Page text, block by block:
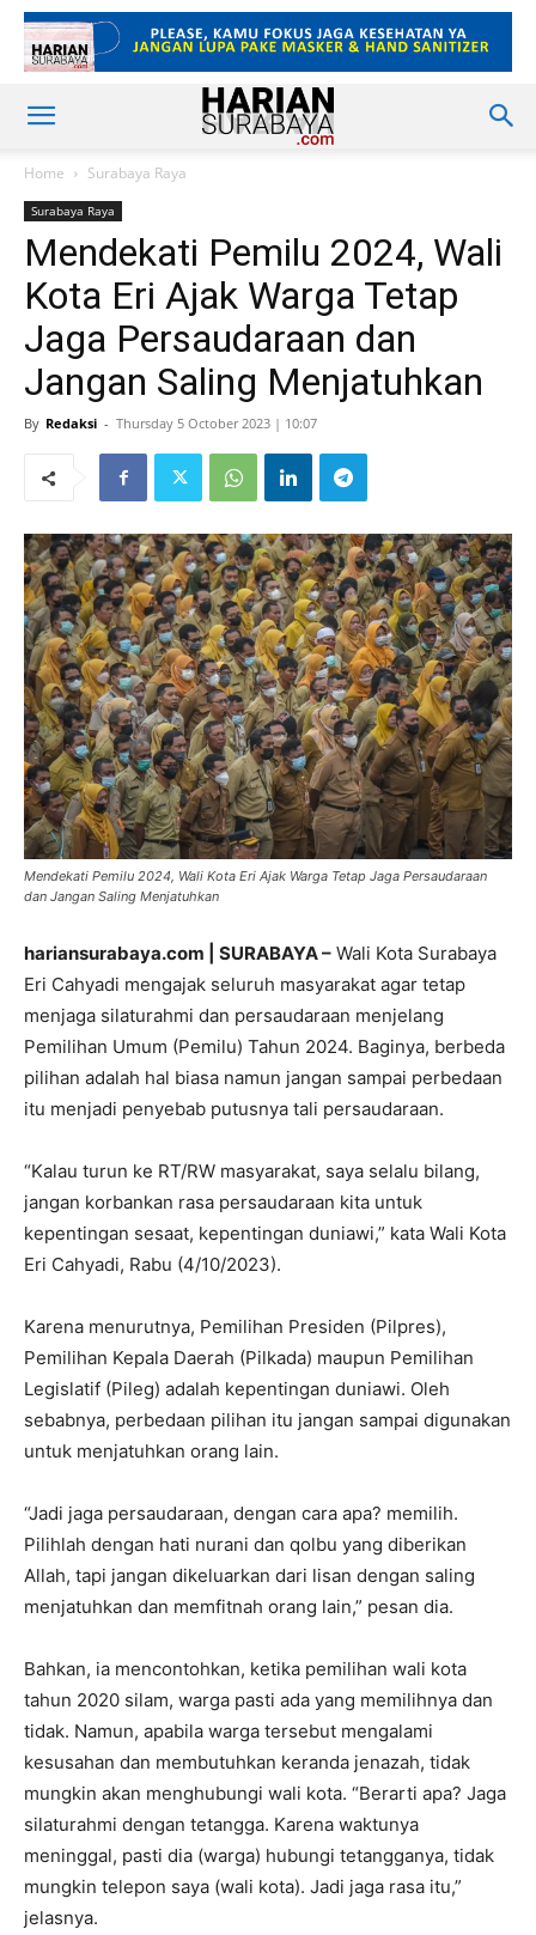
Home Surabaya Raya
Surabaya Raya
Mendekati Pemilu 2024, Wali
Kota Eri Ajak Warga Tetap
Jaga Persaudaraan dan
Jangan Saling Menjatuhkan
By Redaksi - Thursday 5 October 2023 | 10:07
Mendekati Pemilu 2024, Wali Kota Eri Ajak Warga Tetap Jaga Persaudaraan
dan Jangan Saling Menjatuhkan
hariansurabaya.com | SURABAYA – Wali Kota Surabaya
Eri Cahyadi mengajak seluruh masyarakat agar tetap
menjaga silaturahmi dan persaudaraan menjelang
Pemilihan Umum (Pemilu) Tahun 2024. Baginya, berbeda
pilihan adalah hal biasa namun jangan sampai perbedaan
itu menjadi penyebab putusnya tali persaudaraan.
“Kalau turun ke RT/RW masyarakat, saya selalu bilang,
jangan korbankan rasa persaudaraan kita untuk
kepentingan sesaat, kepentingan duniawi,” kata Wali Kota
Eri Cahyadi, Rabu (4/10/2023).
Karena menurutnya, Pemilihan Presiden (Pilpres),
Pemilihan Kepala Daerah (Pilkada) maupun Pemilihan
Legislatif (Pileg) adalah kepentingan duniawi. Oleh
sebabnya, perbedaan pilihan itu jangan sampai digunakan
untuk menjatuhkan orang lain.
“Jadi jaga persaudaraan, dengan cara apa? memilih.
Pilihlah dengan hati nurani dan qolbu yang diberikan
Allah, tapi jangan dikeluarkan dari lisan dengan saling
menjatuhkan dan memfitnah orang lain,” pesan dia.
Bahkan, ia mencontohkan, ketika pemilihan wali kota
tahun 2020 silam, warga pasti ada yang memilihnya dan
tidak. Namun, apabila warga tersebut mengalami
kesusahan dan membutuhkan keranda jenazah, tidak
mungkin akan menghubungi wali kota. “Berarti apa? Jaga
silaturahmi dengan tetangga. Karena waktunya
meninggal, pasti dia (warga) hubungi tetangganya, tidak
mungkin telepon saya (wali kota). Jadi jaga rasa itu,”
jelasnya.